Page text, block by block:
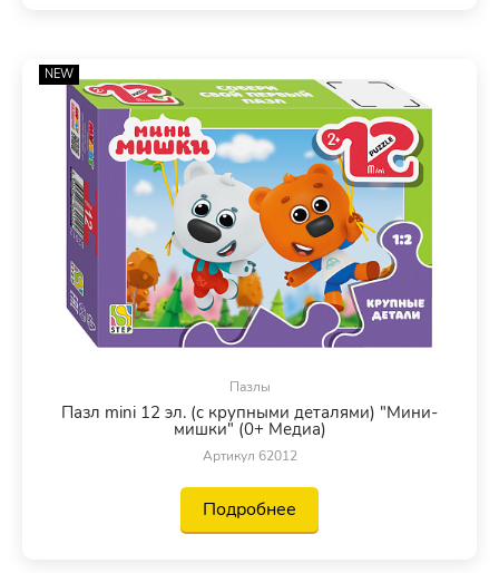
NEW
Пазлы
Пазл mini 12 эл. (с крупными деталями) "Мини-
мишки" (0+ Медиа)
Артикул 62012
Подробнее